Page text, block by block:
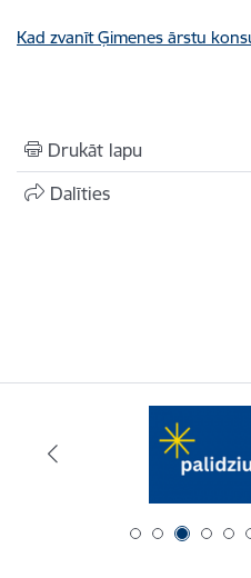
Kad zvanīt Ģimenes ārstu
Drukāt lapu
Dalīties